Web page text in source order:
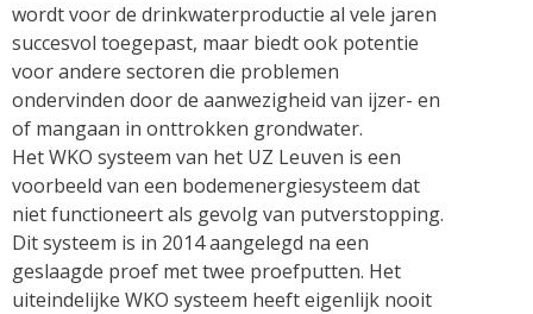
wordt voor de drinkwaterproductie al vele jaren
succesvol toegepast, maar biedt ook potentie
voor andere sectoren die problemen
ondervinden door de aanwezigheid van ijzer- en
of mangaan in onttrokken grondwater.
Het WKO systeem van het UZ Leuven is een
voorbeeld van een bodemenergiesysteem dat
niet functioneert als gevolg van putverstopping.
Dit systeem is in 2014 aangelegd na een
geslaagde proef met twee proefputten. Het
uiteindelijke WKO systeem heeft eigenlijk nooit